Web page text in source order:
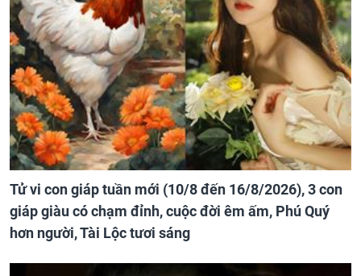
Tử vi con giáp tuần mới (10/8 đến 16/8/2026), 3 con
giáp giàu có chạm đỉnh, cuộc đời êm ấm, Phú Quý
hơn người, Tài Lộc tươi sáng